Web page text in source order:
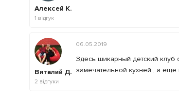
Алексей К.
1 відгук
Виталий Д.
2 відгуки
06.05.2019
Здесь шикарный детский клуб
замечательной кухней , а еще